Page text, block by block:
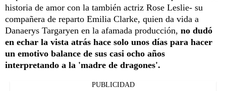
historia de amor con la también actriz Rose Leslie- su
compañera de reparto Emilia Clarke, quien da vida a
Danaerys Targaryen en la afamada producción, no dudó
en echar la vista atrás hace solo unos días para hacer
un emotivo balance de sus casi ocho años
interpretando a la 'madre de dragones'.
PUBLICIDAD